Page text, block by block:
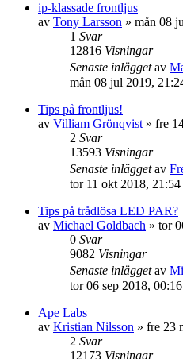
ip-klassade frontljus
av Tony Larsson » mån 08
1 Svar
12816 Visningar
Senaste inläggetav
mån 08 jul 2019,
Tips på frontljus!
av Villiam Grönqvist » fre
2 Svar
13593 Visningar
Senaste inläggetav
tor 11 okt 2018, 21:54
Tips på trådlösa LED PAR?
av Michael Goldbach » tor
0 Svar
9082 Visningar
Senaste inläggetav
tor 06 sep 2018, 00:16
Ape Labs
av Kristian Nilsson » fre 23
2 Svar
12173 Visningar